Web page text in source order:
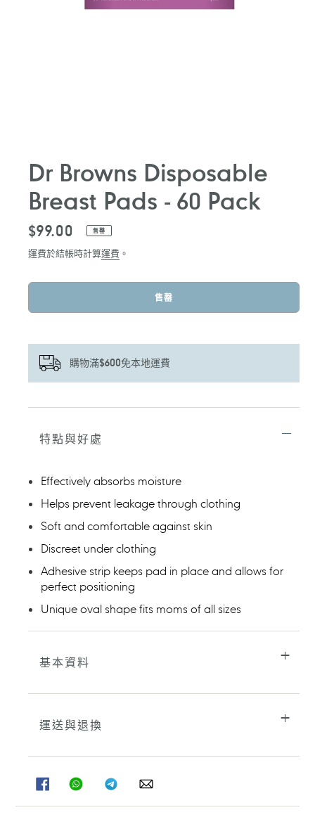
Dr Browns Disposable
Breast Pads - 60 Pack
定
價
$99.00 售罄
運費於結帳時計算運費 。
售罄
購物滿$600免本地運費
正
入
購
車
特點與好處
Effectively absorbs moisture
Helps prevent leakage through clothing
Soft and comfortable against skin
Discreet under clothing
Adhesive strip keeps pad in place and allows for
perfect positioning
Unique oval shape fits moms of all sizes
基本資料
運送與退換
FACEBOOK
分
享
WHATSAPPTELEGRAM
分
享
WHATSAPP